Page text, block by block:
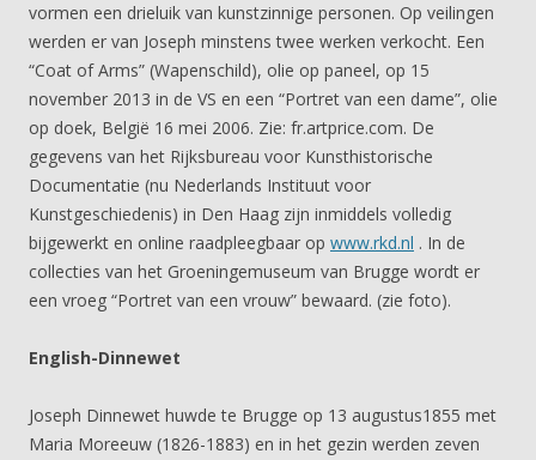
vormen een drieluik van kunstzinnige personen. Op veilingen
werden er van Joseph minstens twee werken verkocht. Een
“Coat of Arms” (Wapenschild), olie op paneel, op 15
november 2013 in de VS en een “Portret van een dame”, olie
op doek, België 16 mei 2006. Zie: fr.artprice.com. De
gegevens van het Rijksbureau voor Kunsthistorische
Documentatie (nu Nederlands Instituut voor
Kunstgeschiedenis) in Den Haag zijn inmiddels volledig
bijgewerkt en online raadpleegbaar op www.rkd.nl . In de
collecties van het Groeningemuseum van Brugge wordt er
een vroeg “Portret van een vrouw” bewaard. (zie foto).
English-Dinnewet
Joseph Dinnewet huwde te Brugge op 13 augustus1855 met
Maria Moreeuw (1826-1883) en in het gezin werden zeven